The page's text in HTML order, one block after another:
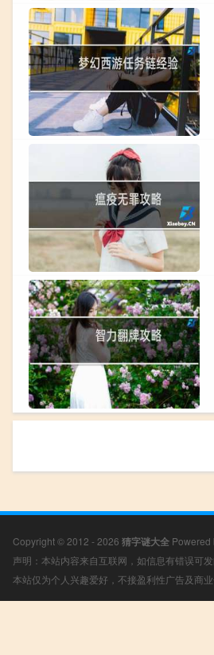
Copyright © 2012 - 2026 猜字谜大全 Powered
声明：本站内容来自互联网，如信息有错误可
本站仅为个人兴趣爱好，不接盈利性广告及商